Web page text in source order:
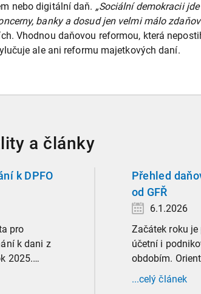
nebo digitální daň. „Sociální demokracii
banky a dosud jen velmi málo
Vhodnou daňovou reformou, která
ale ani reformu majetkových daní.
a články
k DPFO
pro
k dani z
2025.
Přehled
od GFŘ
6.1.2026
Začátek roku je
účetní i
obdobím.
tradičně
nastudovat
...celý článek